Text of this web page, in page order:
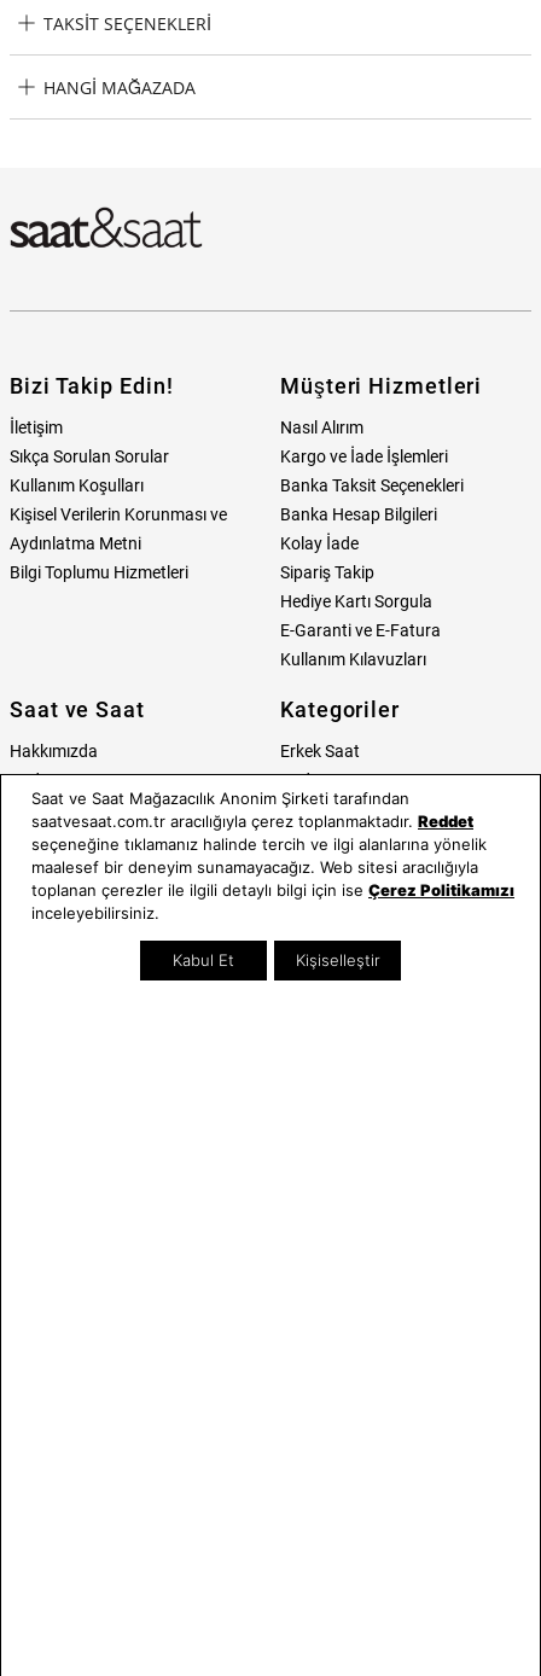
TAKSIT SEÇENEKLERI
HANGI MAĞAZADA
Bizi Takip Edin!
İletişim
Sıkça Sorulan Sorular
Kullanım Koşulları
Kişisel Verilerin Korunması ve
Aydınlatma Metni
Bilgi Toplumu Hizmetleri
Müşteri Hizmetleri
Nasıl Alırım
Kargo ve İade İşlemleri
Banka Taksit Seçenekleri
Banka Hesap Bilgileri
Kolay İade
Sipariş Takip
Hediye Kartı Sorgula
E-Garanti ve E-Fatura
Kullanım Kılavuzları
Saat ve Saat
Hakkımızda
Neden Saat ve Saat
Mağazalar
Kurumsal Satış
Mağazada Teknik Servis
Yatırımcı İlişkileri
Kategoriler
Erkek Saat
Kadın Saat
Tüm Ürünler
Takı & Aksesuar
Kampanyalar
İndirimliler
Hediye Kartı
Blog
Saat ve Saat Mağazacılık Anonim Şirketi tarafından
saatvesaat.com.tr aracılığıyla çerez toplanmaktadır. Reddet
seçeneğine tıklamanız halinde tercih ve ilgi alanlarına yönelik
maalesef bir deneyim sunamayacağız. Web sitesi aracılığıyla
toplanan çerezler ile ilgili detaylı bilgi için ise Çerez Politikamızı
inceleyebilirsiniz.
Kabul Et Kişiselleştir